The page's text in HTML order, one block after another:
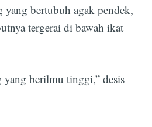
yang bertubuh agak pendek,
tergerai di bawah ikat
yang berilmu tinggi,” desis